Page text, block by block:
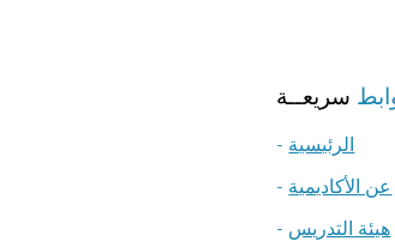
سريعــة
- الرئيسية
- عن الأكاديمية
- هيئة التدريس